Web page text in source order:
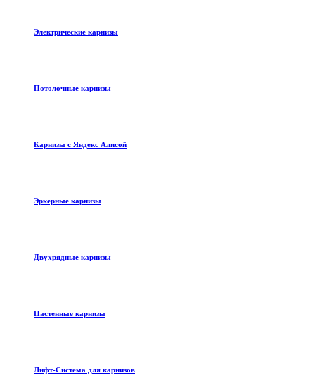
Электрические карнизы
Потолочные карнизы
Карнизы с Яндекс Алисой
Эркерные карнизы
Двухрядные карнизы
Настенные карнизы
Лифт-Система для карнизов